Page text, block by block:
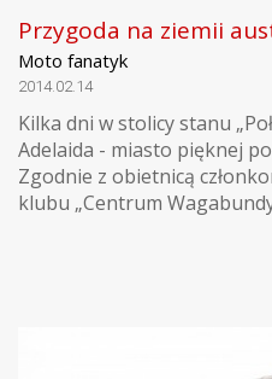
Przygoda na ziemii
Moto fanatyk
2014.02.14
Kilka dni w stolicy stanu
Adelaida - miasto pięknej
Zgodnie z obietnicą
klubu „Centrum